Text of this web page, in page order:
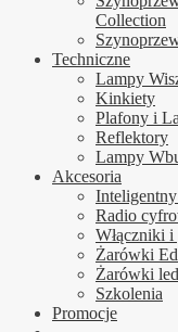
Collection
Techniczne
Lampy
Kinkiety
Plafony i
Reflektory
Lampy
Akcesoria
Radio
Włączniki i
Żarówki
Żarówki
Szkolenia
Promocje